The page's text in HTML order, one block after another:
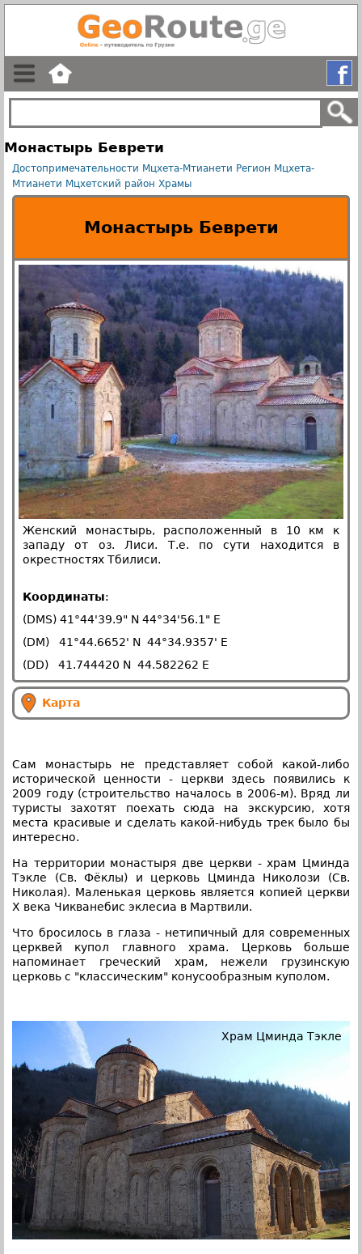
Монастырь Беврети
Достопримечательности Мцхета-Мтианети Регион Мцхета-
Мтианети Мцхетский район Храмы
Монастырь Беврети
Женский монастырь, расположенный в 10 км к
западу от оз. Лиси. Т.е. по сути находится в
окрестностях Тбилиси.
Координаты:
(DMS) 41°44'39.9" N 44°34'56.1" E
(DM) 41°44.6652' N 44°34.9357' E
(DD) 41.744420 N 44.582262 E
Карта
Сам монастырь не представляет собой какой-либо
исторической ценности - церкви здесь появились к
2009 году (строительство началось в 2006-м). Вряд ли
туристы захотят поехать сюда на экскурсию, хотя
места красивые и сделать какой-нибудь трек было бы
интересно.
На территории монастыря две церкви - храм Цминда
Тэкле (Св. Фёклы) и церковь Цминда Николози (Св.
Николая). Маленькая церковь является копией церкви
X века Чикванебис эклесиа в Мартвили.
Что бросилось в глаза - нетипичный для современных
церквей купол главного храма. Церковь больше
напоминает греческий храм, нежели грузинскую
церковь с "классическим" конусообразным куполом.
Храм Цминда Тэкле